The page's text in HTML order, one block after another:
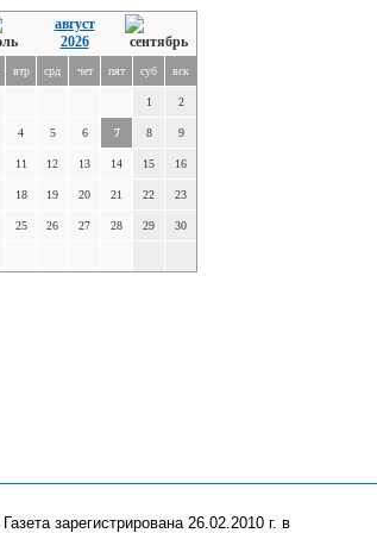
август
2026
втр срд чет пят суб вск
1 2
4 5 6 7 8 9
11 12 13 14 15 16
18 19 20 21 22 23
25 26 27 28 29 30
Газета зарегистрирована 26.02.2010 г. в